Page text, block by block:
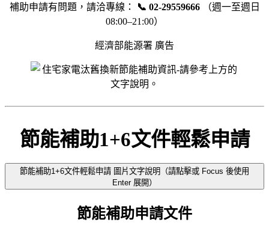
補助申請有問題，請洽專線： 📞 02-29559666（週一至週日
08:00–21:00）
經濟部能源署 廣告
節能補助1+6文件輕鬆申請
節能補助1+6文件輕鬆申請 圖片文字說明（請點擊或 Focus 後使用
Enter 展開）
節能補助申請文件